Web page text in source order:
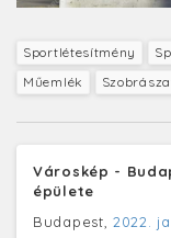
Sportlétesítmény
Műemlék
Városkép -
épülete
Budapest, 2022.